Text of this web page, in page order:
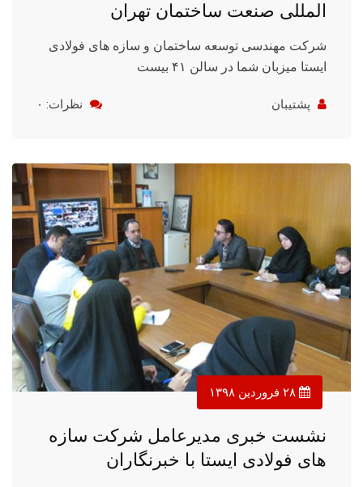
المللی صنعت ساختمان تهران
شرکت مهندسی توسعه ساختمان و سازه های فولادی
ایستا میزبان شما در سالن ۴۱ بیست
پشتیبان نظرات: ۰
نشست خبری مدیرعامل شرکت سازه
های فولادی ایستا با خبرنگاران